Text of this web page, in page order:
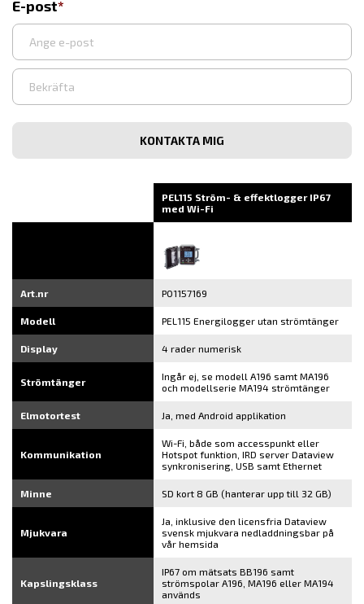
E-post
Ange
e-
Bekräfta
post
PEL115 Ström- & effektlogger IP67
med Wi-Fi
Art.nr P01157169
Modell PEL115 Energilogger utan strömtänger
Display 4 rader numerisk
Strömtänger
Ingår ej, se modell A196 samt MA196
och modellserie MA194 strömtänger
Elmotortest Ja, med Android applikation
Kommunikation
Wi-Fi, både som accesspunkt eller
Hotspot funktion, IRD server Dataview
synkronisering, USB samt Ethernet
Minne SD kort 8 GB (hanterar upp till 32 GB)
Mjukvara
Ja, inklusive den licensfria Dataview
svensk mjukvara nedladdningsbar på
vår hemsida
Kapslingsklass
IP67 om mätsats BB196 samt
strömspolar A196, MA196 eller MA194
används